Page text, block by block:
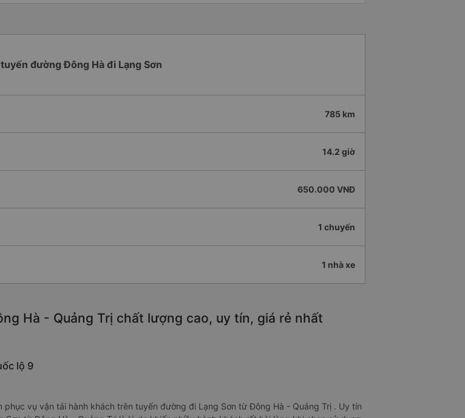
đường Đông Hà đi Lạng Sơn
785 km
14.2 giờ
650.000 VNĐ
1 chuyến
1 nhà xe
Hà - Quảng Trị chất lượng cao, uy tín, giá rẻ nhất
lộ 9
phục vụ vận tải hành khách trên tuyến đường đi Lạng Sơn từ Đông Hà - Quảng Trị . Uy tín